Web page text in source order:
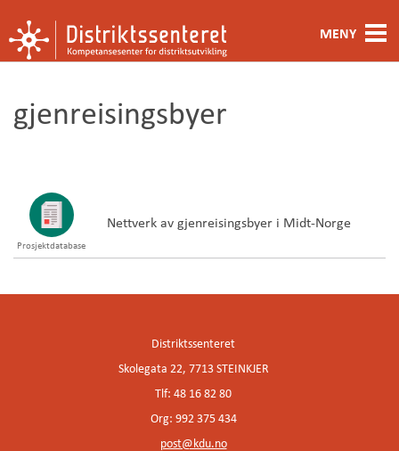
MENY
Metoder og verktøy
Kontakt oss
Om oss
gjenreisingsbyer
Prosjektdatabase
Nettverk av gjenreisingsbyer i Midt-Norge
Distriktssenteret
Skolegata 22, 7713 STEINKJER
Tlf: 48 16 82 80
Org: 992 375 434
post@kdu.no